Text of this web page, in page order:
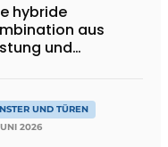
hybride
aus
und
UND TÜREN
2026